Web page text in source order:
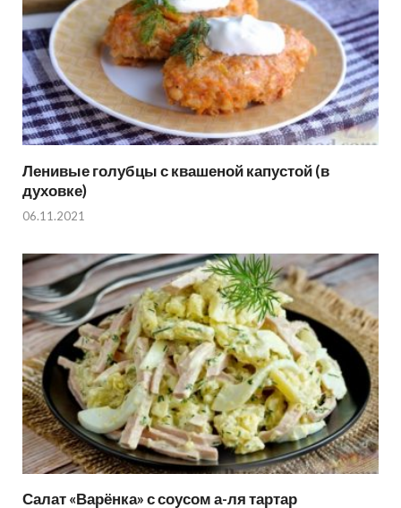
Ленивые голубцы с квашеной капустой (в
духовке)
06.11.2021
Салат «Варёнка» с соусом а-ля тартар